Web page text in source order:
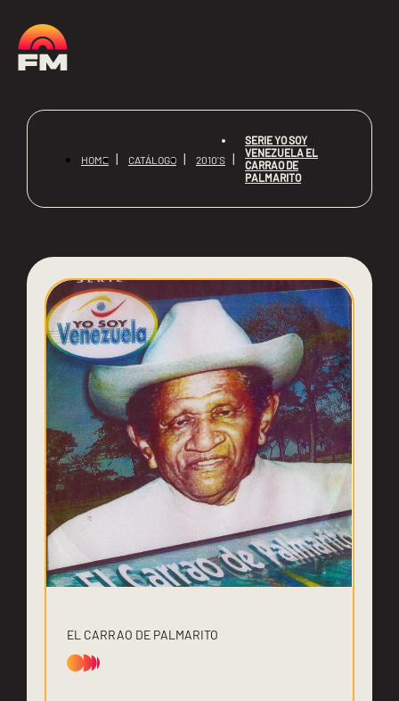
HOME CATÁLOGO 2010'S
SERIE YO SOY
VENEZUELA EL
CARRAO DE
PALMARITO
EL CARRAO DE PALMARITO